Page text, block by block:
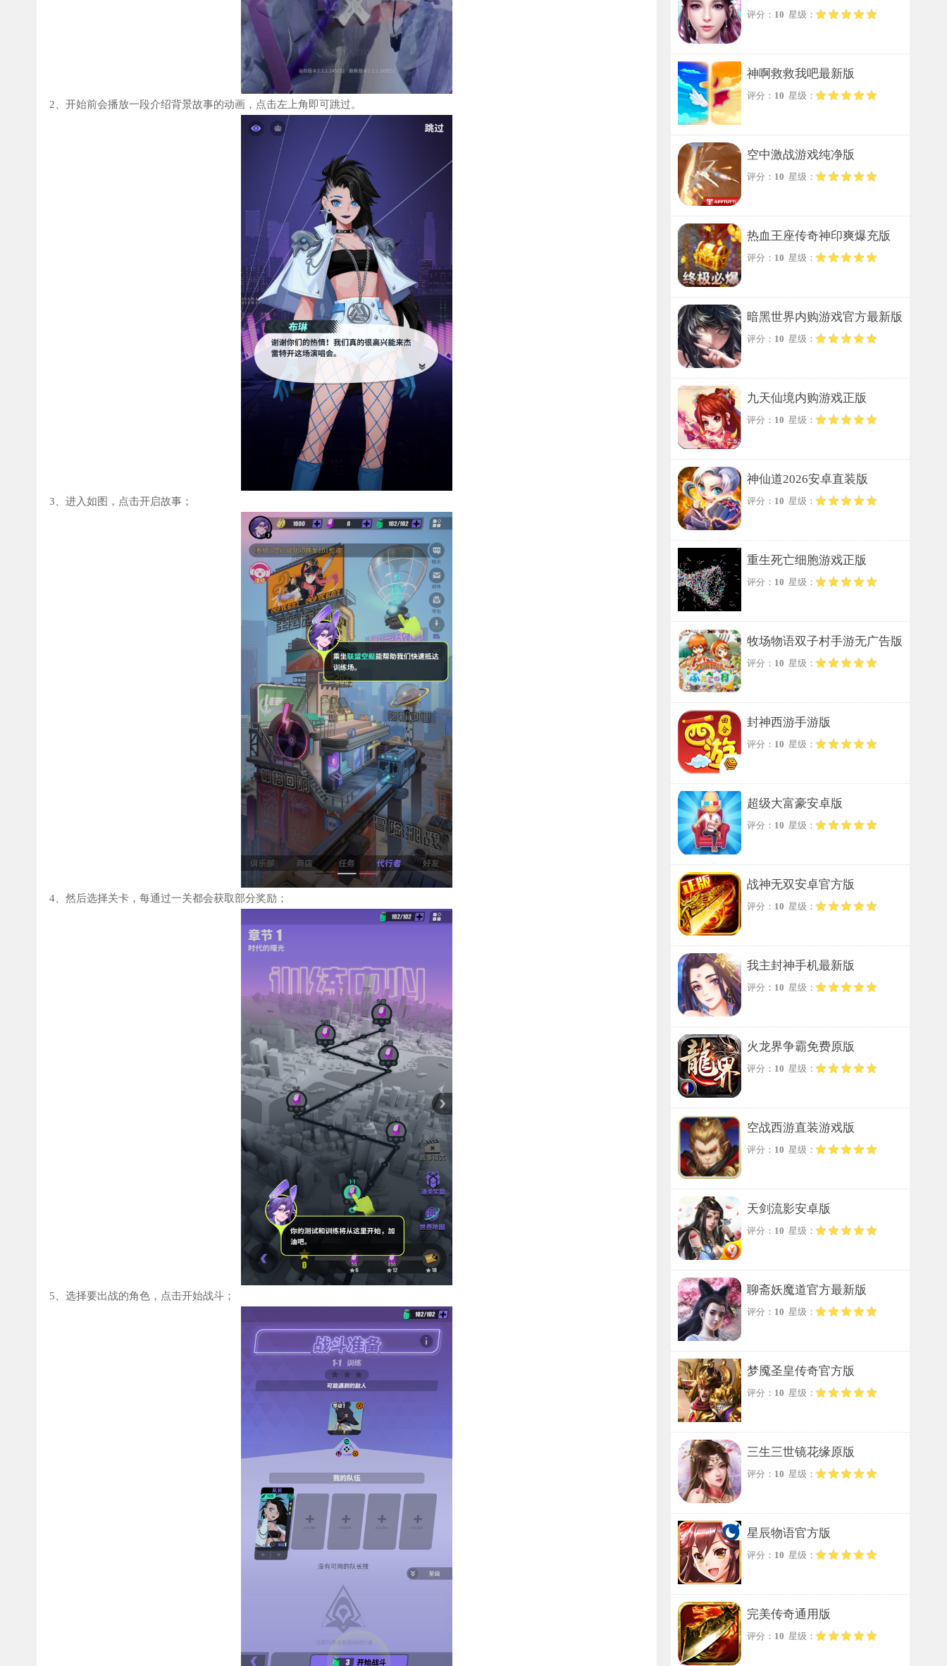
2、开始前会播放一段介绍背景故事的动画，点击左上角即可跳过。
3、进入如图，点击开启故事；
4、然后选择关卡，每通过一关都会获取部分奖励；
5、选择要出战的角色，点击开始战斗；
评分： 10 星级：
神啊救救我吧最新版
评分： 10 星级：
空中激战游戏纯净版
评分： 10 星级：
热血王座传奇神印爽爆充版
评分： 10 星级：
暗黑世界内购游戏官方最新版
评分： 10 星级：
九天仙境内购游戏正版
评分： 10 星级：
神仙道2026安卓直装版
评分： 10 星级：
重生死亡细胞游戏正版
评分： 10 星级：
牧场物语双子村手游无广告版
评分： 10 星级：
封神西游手游版
评分： 10 星级：
超级大富豪安卓版
评分： 10 星级：
战神无双安卓官方版
评分： 10 星级：
我主封神手机最新版
评分： 10 星级：
火龙界争霸免费原版
评分： 10 星级：
空战西游直装游戏版
评分： 10 星级：
天剑流影安卓版
评分： 10 星级：
聊斋妖魔道官方最新版
评分： 10 星级：
梦魇圣皇传奇官方版
评分： 10 星级：
三生三世镜花缘原版
评分： 10 星级：
星辰物语官方版
评分： 10 星级：
完美传奇通用版
评分： 10 星级：